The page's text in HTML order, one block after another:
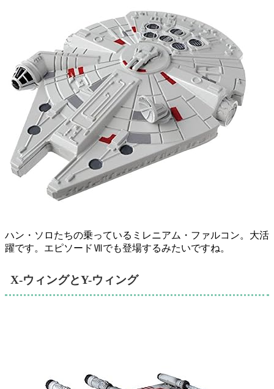
ハン・ソロたちの乗っているミレニアム・ファルコン。大活
躍です。エピソードⅦでも登場するみたいですね。
X-ウィングとY-ウィング